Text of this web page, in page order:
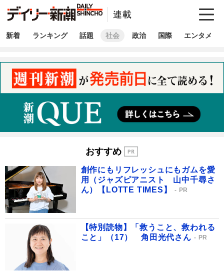
連載
新着 ランキング 話題 社会 政治 国際 エンタメ
おすすめ
創作にもリフレッシュにもガムを愛
用（ジャズピアニスト 山中千尋さ
ん）【LOTTE TIMES】
PR
【特別読物】「救うこと、救われる
こと」（17） 角田光代さん
PR